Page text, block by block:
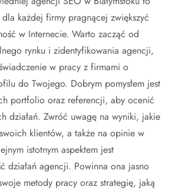
każdej firmy pragnącej zwiększyć
w Internecie. Warto zacząć od
rynku i zidentyfikowania agencji,
w pracy z firmami o
do Twojego. Dobrym pomysłem jest
portfolio oraz referencji, aby ocenić
działań. Zwróć uwagę na wyniki, jakie
klientów, a także na opinie w
istotnym aspektem jest
działań agencji. Powinna ona jasno
metody pracy oraz strategię, jaką